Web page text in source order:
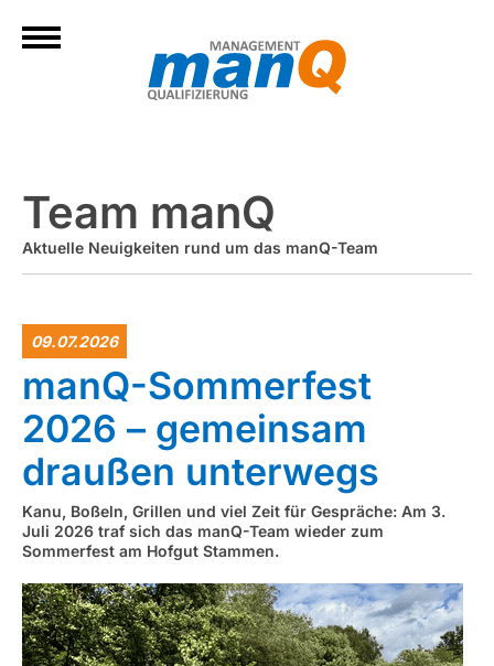
Team manQ
Aktuelle Neuigkeiten rund um das manQ-Team
09.07.2026
manQ-Sommerfest
2026 – gemeinsam
draußen unterwegs
Kanu, Boßeln, Grillen und viel Zeit für Gespräche: Am 3.
Juli 2026 traf sich das manQ-Team wieder zum
Sommerfest am Hofgut Stammen.